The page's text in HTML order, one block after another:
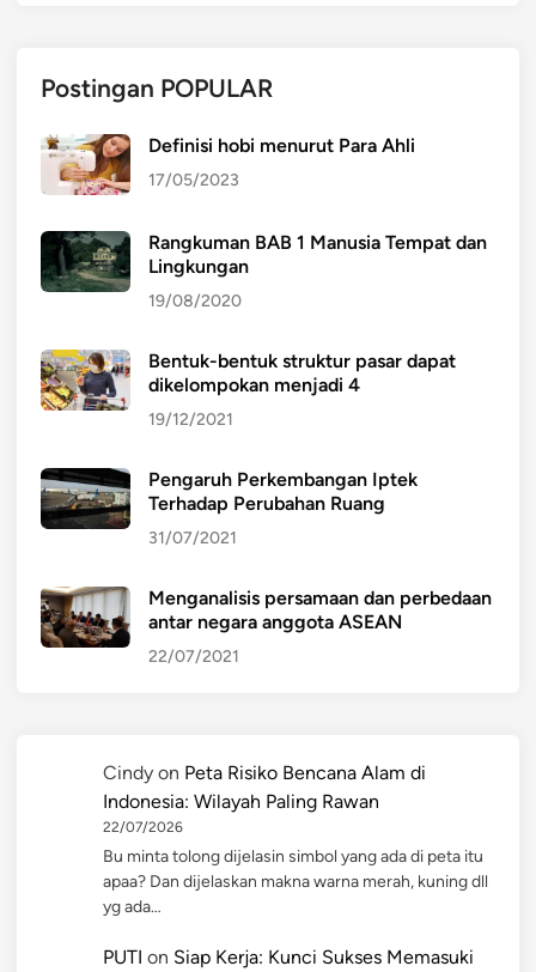
Postingan POPULAR
Definisi hobi menurut Para Ahli
17/05/2023
Rangkuman BAB 1 Manusia Tempat dan
Lingkungan
19/08/2020
Bentuk-bentuk struktur pasar dapat
dikelompokan menjadi 4
19/12/2021
Pengaruh Perkembangan Iptek
Terhadap Perubahan Ruang
31/07/2021
Menganalisis persamaan dan perbedaan
antar negara anggota ASEAN
22/07/2021
Cindy on Peta Risiko Bencana Alam di
Indonesia: Wilayah Paling Rawan
22/07/2026
Bu minta tolong dijelasin simbol yang ada di peta itu
apaa? Dan dijelaskan makna warna merah, kuning dll
yg ada…
PUTI on Siap Kerja: Kunci Sukses Memasuki